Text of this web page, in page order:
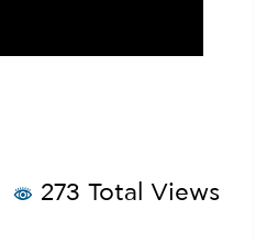
273 Total Views